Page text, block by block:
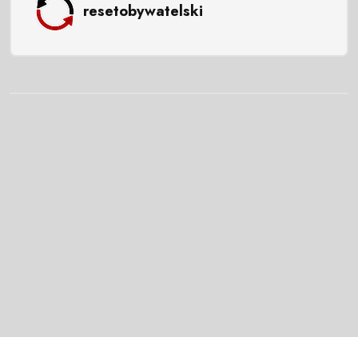
resetobywatelski